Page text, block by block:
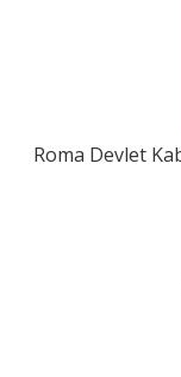
Roma Devlet